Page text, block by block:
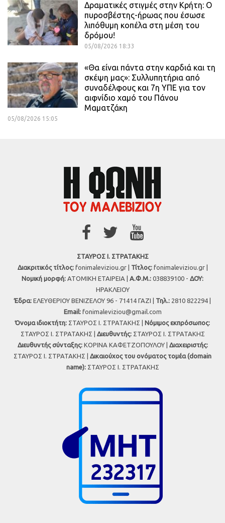
Δραματικές στιγμές στην Κρήτη: Ο
πυροσβέστης-ήρωας που έσωσε
λιπόθυμη κοπέλα στη μέση του
δρόμου!
05/08/2026 18:33
«Θα είναι πάντα στην καρδιά και τη
σκέψη μας»: Συλλυπητήρια από
συναδέλφους και 7η ΥΠΕ για τον
αιφνίδιο χαμό του Πάνου
Μαματζάκη
05/08/2026 15:05
ΣΤΑΥΡΟΣ Ι. ΣΤΡΑΤΑΚΗΣ
Διακριτικός τίτλος:fonimaleviziou.gr | Τίτλος:fonimaleviziou.gr |
Νομική μορφή: ΑΤΟΜΙΚΗ ΕΤΑΙΡΕΙΑ | Α.Φ.Μ.: 038839100 - ΔΟΥ:
ΗΡΑΚΛΕΙΟΥ
Έδρα: ΕΛΕΥΘΕΡΙΟΥ ΒΕΝΙΖΕΛΟΥ 96 - 71414 ΓΑΖΙ | Τηλ.: 2810 822294 |
Εmail: fonimaleviziou@gmail.com
Όνομα ιδιοκτήτη: ΣΤΑΥΡΟΣ Ι. ΣΤΡΑΤΑΚΗΣ | Νόμιμος εκπρόσωπος:
ΣΤΑΥΡΟΣ Ι. ΣΤΡΑΤΑΚΗΣ | Διευθυντής:ΣΤΑΥΡΟΣ Ι. ΣΤΡΑΤΑΚΗΣ
Διευθυντής σύνταξης:ΚΟΡΙΝΑ ΚΑΦΕΤΖΟΠΟΥΛΟΥ | Διαχειριστής:
ΣΤΑΥΡΟΣ Ι. ΣΤΡΑΤΑΚΗΣ | Δικαιούχος του ονόματος τομέα (domain
name):ΣΤΑΥΡΟΣ Ι. ΣΤΡΑΤΑΚΗΣ